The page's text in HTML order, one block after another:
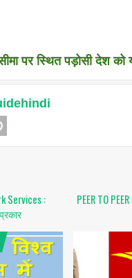
पर स्थित पड़ोसी देश को
Services :
PEER TO